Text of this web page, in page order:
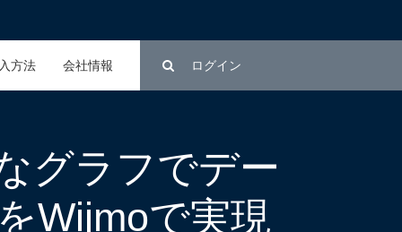
方法 会社情報 ログイン
グラフでデー
Wijmoで実現